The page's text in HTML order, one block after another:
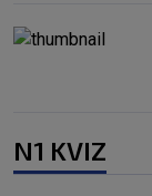
N1 KVIZ